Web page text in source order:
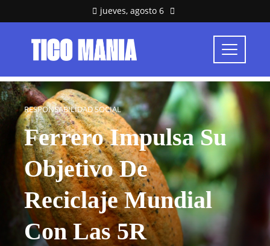
jueves, agosto 6
RESPONSABILIDAD SOCIAL
Ferrero Impulsa Su
Objetivo De
Reciclaje Mundial
Con Las 5R